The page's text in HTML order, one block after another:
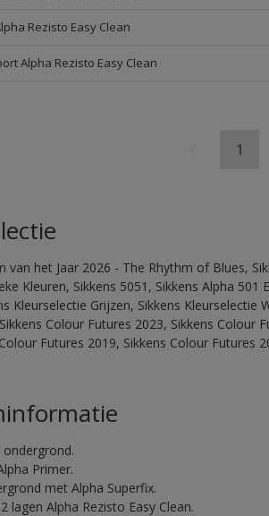
Rezisto Easy Clean
Alpha Rezisto Easy Clean
1
van het Jaar 2026 - The Rhythm of Blues,
Kleuren, Sikkens 5051, Sikkens Alpha 501
Kleurselectie Grijzen, Sikkens
Colour Futures 2023, Sikkens Colour
Futures 2019, Sikkens Colour Futures
ondergrond.
Primer.
met Alpha Superfix.
lagen Alpha Rezisto Easy Clean.